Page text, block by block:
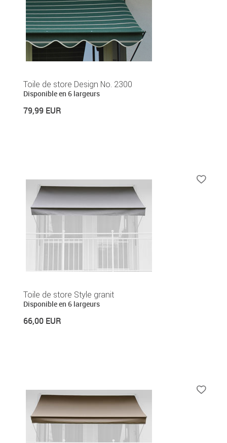
Toile de store Design No. 2300
Disponible en 6 largeurs
79,99 EUR
Toile de store Style granit
Disponible en 6 largeurs
66,00 EUR